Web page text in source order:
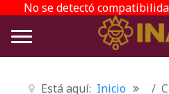
No se detectó
Está aquí: Inicio